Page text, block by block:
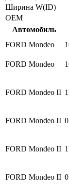
Ширина W(ID)
ОЕМ
Автомобиль
FORD Mondeo
FORD Mondeo
FORD Mondeo II
FORD Mondeo II
FORD Mondeo II
FORD Mondeo II